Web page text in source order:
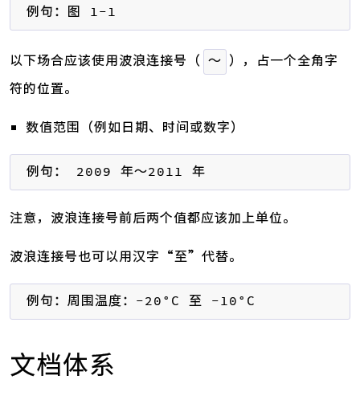
例句：图 1-1
以下场合应该使用波浪连接号（ ～ ），占一个全角字
符的位置。
数值范围（例如日期、时间或数字）
例句： 2009 年～2011 年
注意，波浪连接号前后两个值都应该加上单位。
波浪连接号也可以用汉字“至”代替。
例句：周围温度：-20°C 至 -10°C
文档体系